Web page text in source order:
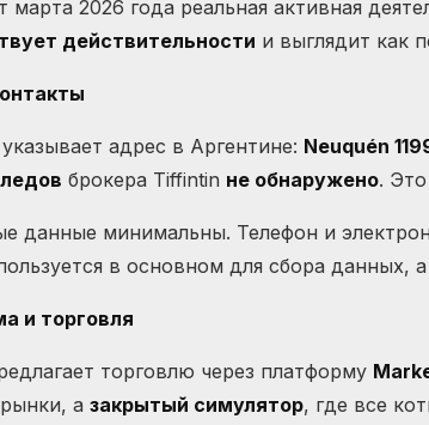
2026 года реальная активная
действительности и выглядит как
адрес в Аргентине: Neuquén
брокера Tiffintin не обнаружено.
данные минимальны. Телефон и
в основном для сбора данных,
и торговля
торговлю через платформу
а закрытый симулятор, где все